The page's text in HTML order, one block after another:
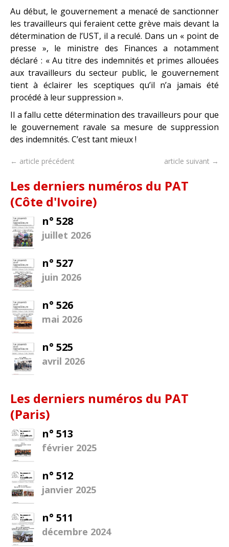
Au début, le gouvernement a menacé de sanctionner
les travailleurs qui feraient cette grève mais devant la
détermination de l’UST, il a reculé. Dans un « point de
presse », le ministre des Finances a notamment
déclaré : « Au titre des indemnités et primes allouées
aux travailleurs du secteur public, le gouvernement
tient à éclairer les sceptiques qu’il n’a jamais été
procédé à leur suppression ».
Il a fallu cette détermination des travailleurs pour que
le gouvernement ravale sa mesure de suppression
des indemnités. C’est tant mieux !
← article précédent article suivant →
Les derniers numéros du PAT
(Côte d'Ivoire)
n° 528
juillet 2026
n° 527
juin 2026
n° 526
mai 2026
n° 525
avril 2026
Les derniers numéros du PAT
(Paris)
n° 513
février 2025
n° 512
janvier 2025
n° 511
décembre 2024